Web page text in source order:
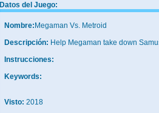
Datos del Juego:
Nombre: Megaman Vs. Metroid
Descripción: Help Megaman take down
Instrucciones:
Keywords:
Visto: 2018